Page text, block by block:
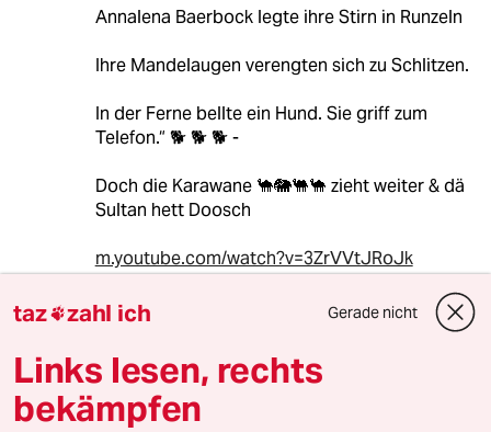
Annalena Baerbock legte ihre Stirn in Runzeln
Ihre Mandelaugen verengten sich zu Schlitzen.
In der Ferne bellte ein Hund. Sie griff zum
Telefon.“ 🐕 🐕 🐕 -
Doch die Karawane 🐪🐘🐫🐪 zieht weiter & dä
Sultan hett Doosch
m.youtube.com/watch?v=3ZrVVtJRoJk
Na Si‘cher dat. Dat wüßt ich ever. Da mähtste
Normal
unterm—— Tusch - geht klaro wiedermal
taz zahl ich Gerade nicht
Links lesen, rechts
bekämpfen